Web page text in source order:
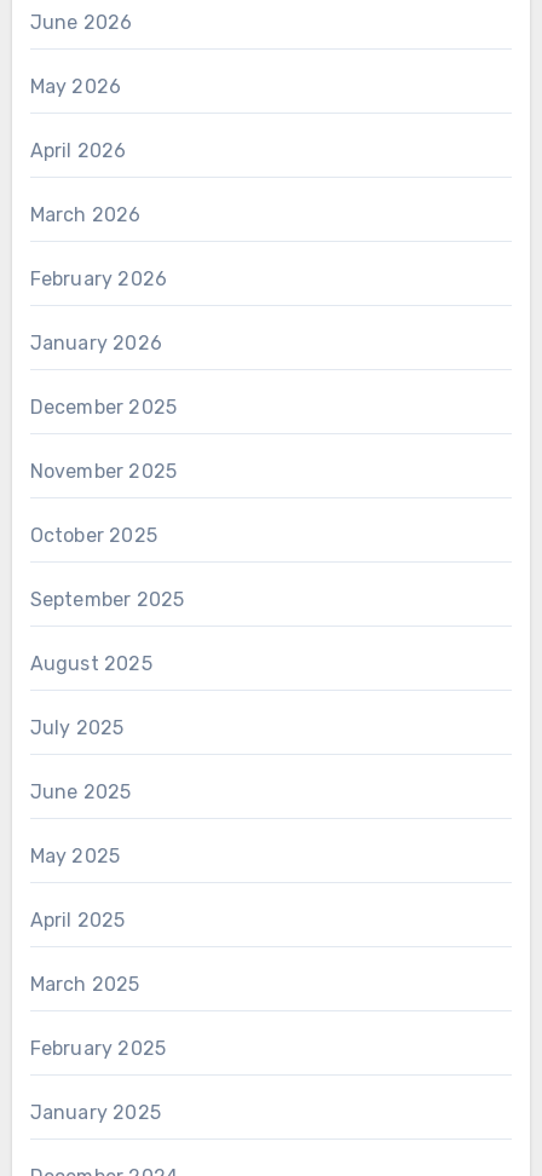
June 2026
May 2026
April 2026
March 2026
February 2026
January 2026
December 2025
November 2025
October 2025
September 2025
August 2025
July 2025
June 2025
May 2025
April 2025
March 2025
February 2025
January 2025